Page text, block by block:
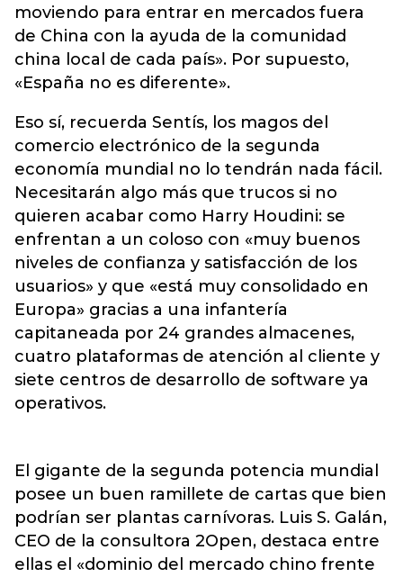
moviendo para entrar en mercados fuera
de China con la ayuda de la comunidad
china local de cada país». Por supuesto,
«España no es diferente».
Eso sí, recuerda Sentís, los magos del
comercio electrónico de la segunda
economía mundial no lo tendrán nada fácil.
Necesitarán algo más que trucos si no
quieren acabar como Harry Houdini: se
enfrentan a un coloso con «muy buenos
niveles de confianza y satisfacción de los
usuarios» y que «está muy consolidado en
Europa» gracias a una infantería
capitaneada por 24 grandes almacenes,
cuatro plataformas de atención al cliente y
siete centros de desarrollo de software ya
operativos.
El gigante de la segunda potencia mundial
posee un buen ramillete de cartas que bien
podrían ser plantas carnívoras. Luis S. Galán,
CEO de la consultora 2Open, destaca entre
ellas el «dominio del mercado chino frente